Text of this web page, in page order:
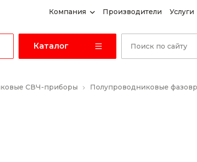
Компания Производители Услуги
Каталог
СВЧ-приборы
Полупроводниковые